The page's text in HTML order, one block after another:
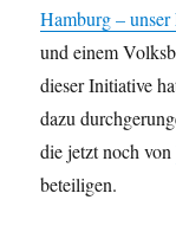
Hamburg –
und einem
dieser Initiative
dazu
die jetzt noch von
beteiligen.